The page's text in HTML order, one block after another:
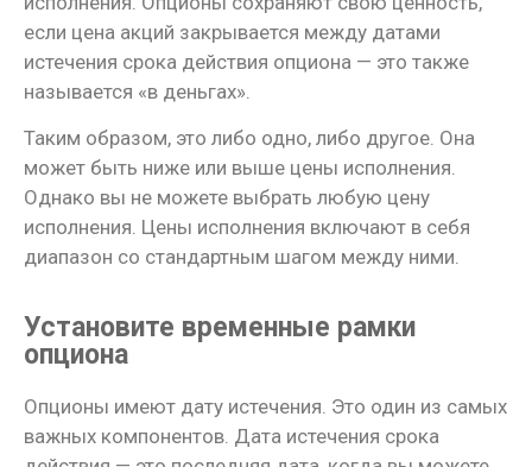
если цена акций закрывается между датами
истечения срока действия опциона — это также
называется «в деньгах».
Таким образом, это либо одно, либо другое. Она
может быть ниже или выше цены исполнения.
Однако вы не можете выбрать любую цену
исполнения. Цены исполнения включают в себя
диапазон со стандартным шагом между ними.
Установите временные рамки
опциона
Опционы имеют дату истечения. Это один из самых
важных компонентов. Дата истечения срока